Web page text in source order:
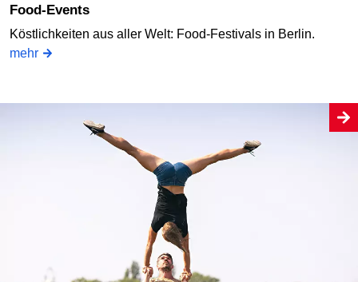
Food-Events
Köstlichkeiten aus aller Welt: Food-Festivals in Berlin.
mehr